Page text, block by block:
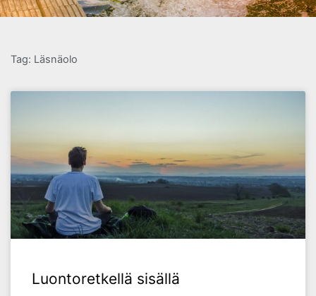
Tag: Läsnäolo
Luontoretkellä sisällä